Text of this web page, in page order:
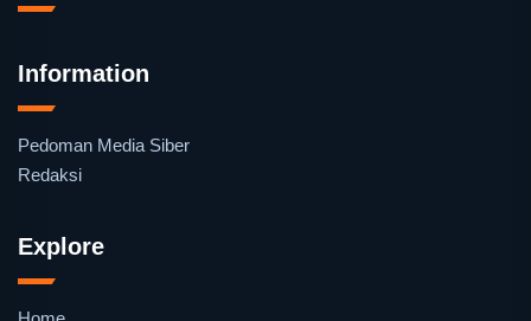
Information
Pedoman Media Siber
Redaksi
Explore